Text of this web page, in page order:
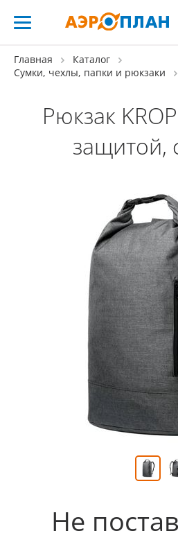
Главная
Каталог
Сумки, чехлы, папки и рюкзаки
Рюкзак
защитой,
Не